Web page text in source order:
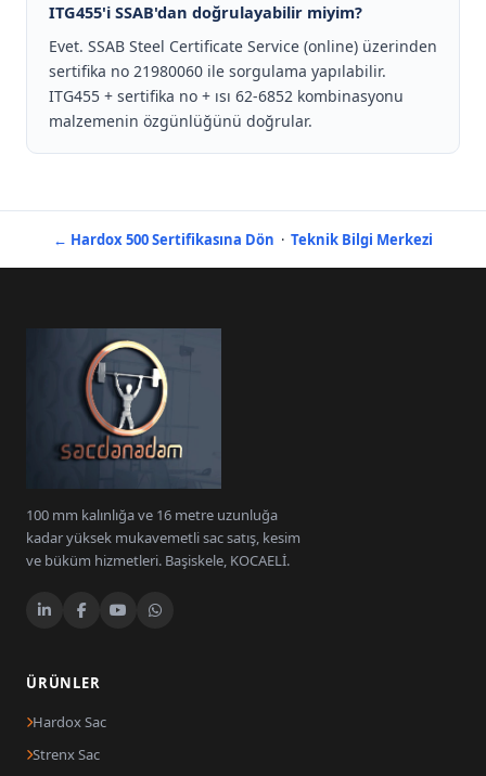
ITG455'i SSAB'dan doğrulayabilir miyim?
Evet. SSAB Steel Certificate Service (online) üzerinden
sertifika no 21980060 ile sorgulama yapılabilir.
ITG455 + sertifika no + ısı 62-6852 kombinasyonu
malzemenin özgünlüğünü doğrular.
← Hardox 500 Sertifikasına Dön · Teknik Bilgi Merkezi
100 mm kalınlığa ve 16 metre uzunluğa
kadar yüksek mukavemetli sac satış, kesim
ve büküm hizmetleri. Başiskele, KOCAELİ.
ÜRÜNLER
Hardox Sac
Strenx Sac